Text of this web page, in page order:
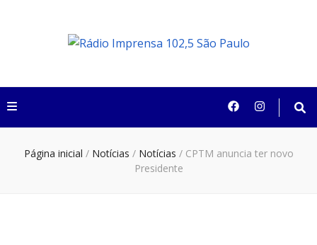
Rádio Imprensa
102,5 São Paulo
Página inicial / Notícias / Notícias / CPTM anuncia ter novo
Presidente